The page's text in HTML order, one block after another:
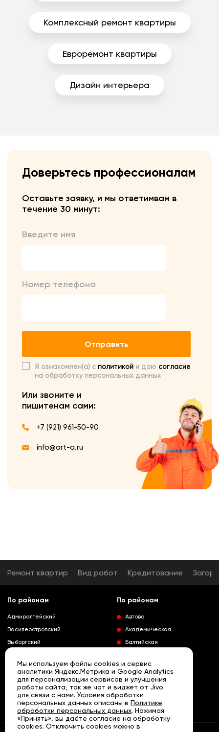
Комплексный ремонт квартиры
Евроремонт квартиры
Дизайн интерьера
Доверьтесь профессионалам
Оставьте заявку, и мы ответимвам в
течение 30 минут:
Введите имя
Номер телефона
Отправить
Я ознакомлен(а) с политикой и даю согласие
на обработку персональных данных
Или звоните и
пишитенам сами:
+7 (921) 961-50-90
info@art-a.ru
Ремонт квартир Вид работ Кредитование
По районам
Адмиралтейский
Василеостровский
Выборгский
Колпинский
Красногвардейский
Краносельский
Кронштадтский
Курортный
Развернуть
По районам
Автово
Академическая
Балтийская
Выборгская
Гражданский проспект
Девяткино
Кировский завод
Ленинский проспект
Мы используем файлы cookies и сервис
аналитики Яндекс.Метрика и Google Analytics
для персонализации сервисов и улучшения
работы сайта, так же чат и виджет от Jivo
для связи с нами. Условия обработки
персональных данных описаны в Политике
обработки персональных данных. Нажимая
«Принять», вы даёте согласие на обработку
cookies. Отключить cookies можно в